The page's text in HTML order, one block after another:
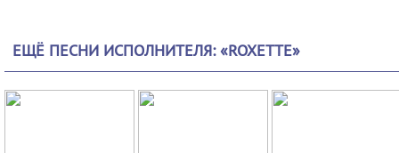
ЕЩЁ ПЕСНИ ИСПОЛНИТЕЛЯ: «ROXETTE»